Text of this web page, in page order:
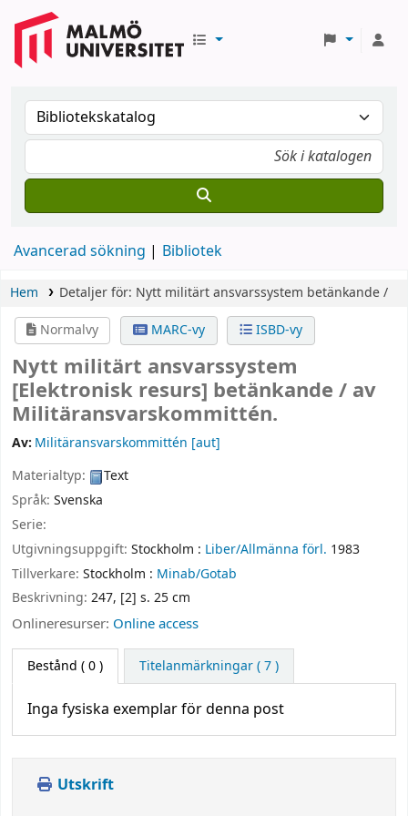
Avancerad sökning Bibliotek
Hem Detaljer för: Nytt militärt ansvarssystem betänkande /
Normalvy
MARC-vy ISBD-vy
Nytt militärt ansvarssystem
[Elektronisk resurs] betänkande / av
Militäransvarskommittén.
Av: Militäransvarskommittén [aut]
Materialtyp:
Text
Språk: Svenska
Serie:
Utgivningsuppgift: Stockholm : Liber/Allmänna förl. 1983
Tillverkare: Stockholm : Minab/Gotab
Beskrivning: 247, [2] s. 25 cm
Onlineresurser: Online access
Bestånd ( 0 ) Titelanmärkningar ( 7 )
Inga fysiska exemplar för denna post
Utskrift